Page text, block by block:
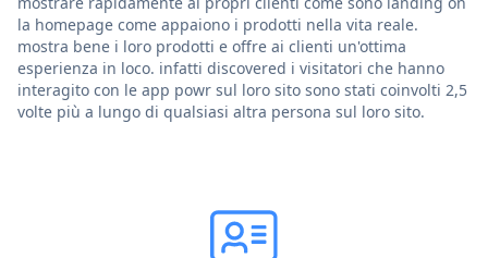
la homepage come appaiono i prodotti nella vita reale.
mostra bene i loro prodotti e offre ai clienti un'ottima
esperienza in loco. infatti discovered i visitatori che hanno
interagito con le app powr sul loro sito sono stati coinvolti 2,5
volte più a lungo di qualsiasi altra persona sul loro sito.